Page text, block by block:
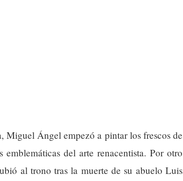
Ángel empezó a pintar los frescos de
del arte renacentista. Por otro
al trono tras la muerte de su abuelo Luis